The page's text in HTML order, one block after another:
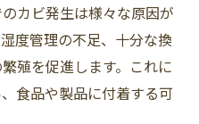
カビ発生は様々な原因が
度管理の不足、十分な換
殖を促進します。これに
食品や製品に付着する可